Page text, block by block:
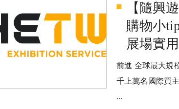
【隨興
購物小
展場實
前進 全球最大規
千上萬名國際買
...